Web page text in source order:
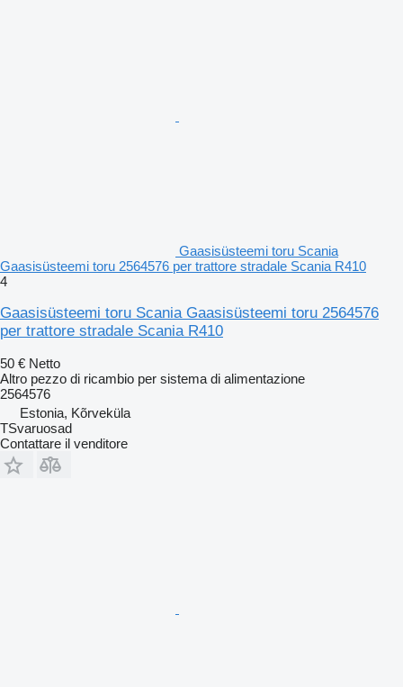
Gaasisüsteemi toru Scania
Gaasisüsteemi toru 2564576 per trattore stradale Scania R410
4
Gaasisüsteemi toru Scania Gaasisüsteemi toru 2564576
per trattore stradale Scania R410
50 € Netto
Altro pezzo di ricambio per sistema di alimentazione
2564576
Estonia, Kõrveküla
TSvaruosad
Contattare il venditore